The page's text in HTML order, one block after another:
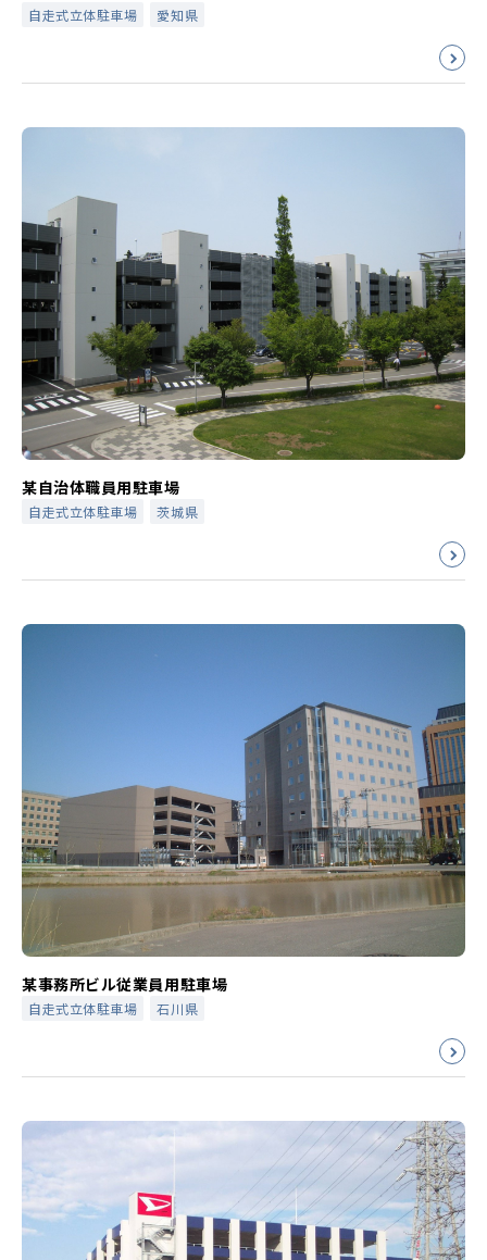
自走式立体駐車場 愛知県
某自治体職員用駐車場
自走式立体駐車場 茨城県
某事務所ビル従業員用駐車場
自走式立体駐車場 石川県